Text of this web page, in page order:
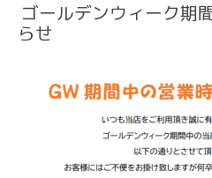
ゴールデンウィーク期
らせ